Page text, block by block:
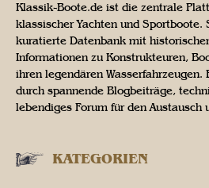
Klassik-Boote.de ist die zentrale
klassischer Yachten und
kuratierte Datenbank mit
Informationen zu Konstrukteuren,
ihren legendären Wasserfahrzeugen.
durch spannende Blogbeiträge,
lebendiges Forum für den Austausch
KATEGORIEN